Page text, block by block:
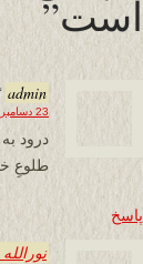
است”
admin
23 دسامبر 2018 در 20:34
درود
طلوعِ
پاسخ